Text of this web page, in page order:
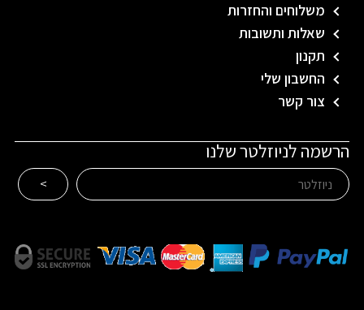
משלוחים והחזרות
שאלות ותשובות
תקנון
החשבון שלי
צור קשר
הרשמה לניוזלטר שלנו